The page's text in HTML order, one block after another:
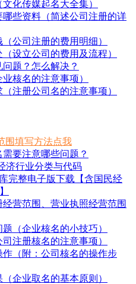
化传媒起名大全集）
些资料（简述公司注册的详
公司注册的费用明细）
设立公司的费用及流程）
题？怎么解决？
核名的注意事项）
注册公司名的注意事项）
围填写方法点我
要注意哪些问题？
济行业分类与代码
库完整电子版下载【含国民经
营范围、营业执照经营范围
（企业核名的小技巧）
注册核名的注意事项）
（附：公司核名的操作步
企业取名的基本原则）